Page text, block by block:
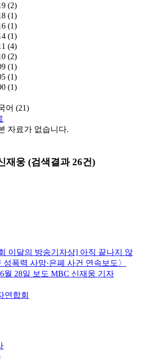
(2)
(1)
(1)
(1)
(4)
(2)
(1)
(1)
(1)
어 (21)
자료가 없습니다.
재웅 (검색결과 26건)
이달의 방송기자상] 아직 끝나지 않
폭력 사망·은폐 사건 연속보도〉
월 28일 보도 MBC 신재웅 기자
연합회